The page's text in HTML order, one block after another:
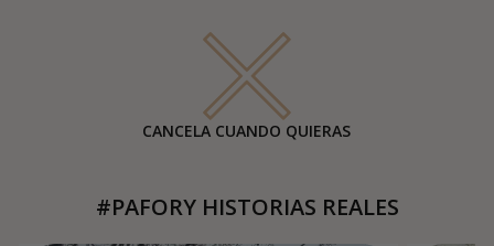
CANCELA CUANDO QUIERAS
#PAFORY HISTORIAS REALES